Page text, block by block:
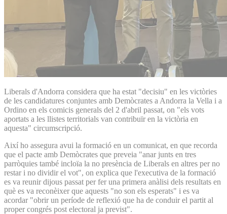
Liberals d'Andorra considera que ha estat "decisiu" en les victòries
de les candidatures conjuntes amb Demòcrates a Andorra la Vella i a
Ordino en els comicis generals del 2 d'abril passat, on "els vots
aportats a les llistes territorials van contribuïr en la victòria en
aquesta" circumscripció.
Així ho assegura avui la formació en un comunicat, en que recorda
que el pacte amb Demòcrates que preveia "anar junts en tres
parròquies també incloïa la no presència de Liberals en altres per no
restar i no dividir el vot", on explica que l'executiva de la formació
es va reunir dijous passat per fer una primera anàlisi dels resultats en
què es va reconèixer que aquests "no son els esperats" i es va
acordar "obrir un període de reflexió que ha de conduir el partit al
proper congrés post electoral ja previst".